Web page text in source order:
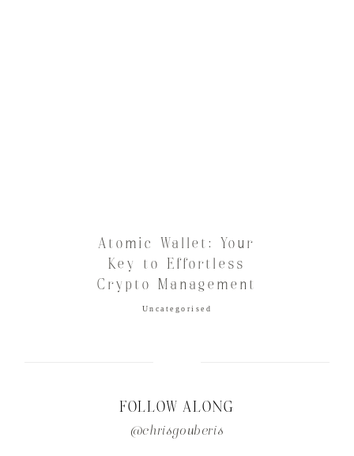
Atomic Wallet: Your
Key to Effortless
Crypto Management
Uncategorised
FOLLOW ALONG
@chrisgouberis